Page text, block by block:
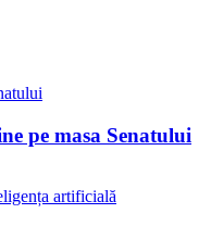
pe masa Senatului